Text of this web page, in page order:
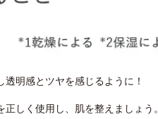
明感とツヤを感じるように！
しく使用し、肌を整えましょう。